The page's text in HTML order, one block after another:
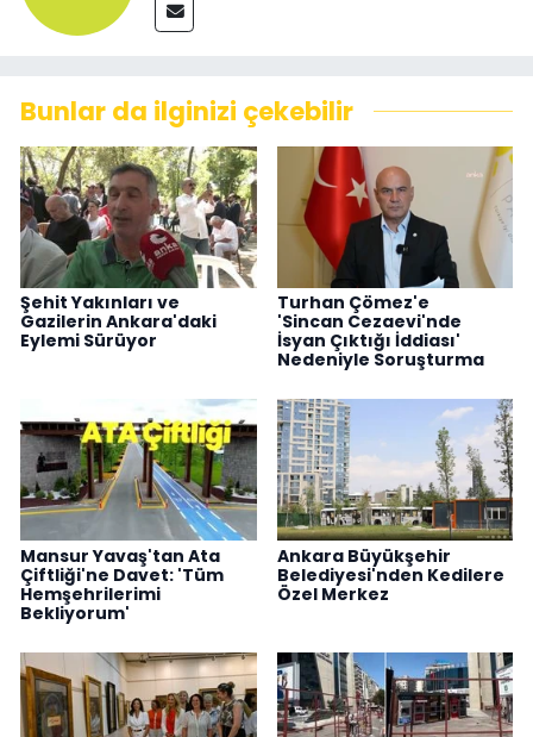
Bunlar da ilginizi çekebilir
Şehit Yakınları ve
Gazilerin Ankara'daki
Eylemi Sürüyor
Turhan Çömez'e
'Sincan Cezaevi'nde
İsyan Çıktığı İddiası'
Nedeniyle Soruşturma
Mansur Yavaş'tan Ata
Çiftliği'ne Davet: 'Tüm
Hemşehrilerimi
Bekliyorum'
Ankara Büyükşehir
Belediyesi'nden Kedilere
Özel Merkez